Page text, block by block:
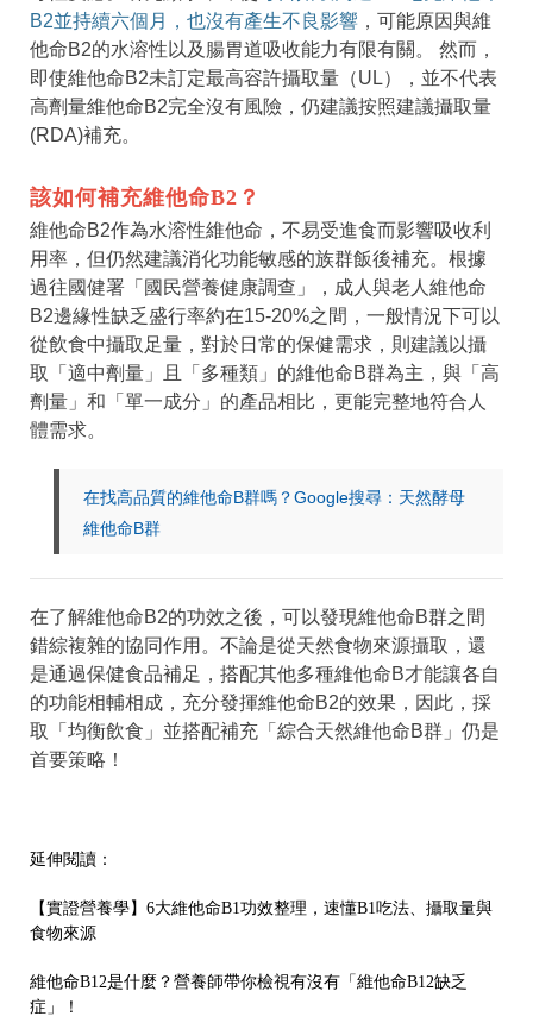
B2並持續六個月，也沒有產生不良影響 ，可能原因與維
他命B2的水溶性以及腸胃道吸收能力有限有關。 然而，
即使維他命B2未訂定最高容許攝取量（UL），並不代表
高劑量維他命B2完全沒有風險，仍建議按照建議攝取量
(RDA)補充。
該如何補充維他命B2？
維他命B2作為水溶性維他命，不易受進食而影響吸收利
用率，但仍然建議消化功能敏感的族群飯後補充。根據
過往國健署「國民營養健康調查」，成人與老人維他命
B2邊緣性缺乏盛行率約在15-20%之間，一般情況下可以
從飲食中攝取足量，對於日常的保健需求，則建議以攝
取「適中劑量」且「多種類」的維他命B群為主，與「高
劑量」和「單一成分」的產品相比，更能完整地符合人
體需求。
在找高品質的維他命B群嗎？Google搜尋：天然酵母
維他命B群
在了解維他命B2的功效之後，可以發現維他命B群之間
錯綜複雜的協同作用。不論是從天然食物來源攝取，還
是通過保健食品補足，搭配其他多種維他命B才能讓各自
的功能相輔相成，充分發揮維他命B2的效果，因此，採
取「均衡飲食」並搭配補充「綜合天然維他命B群」仍是
首要策略！
延伸閱讀：
【實證營養學】6大維他命B1功效整理，速懂B1吃法、攝取量與
食物來源
維他命B12是什麼？營養師帶你檢視有沒有「維他命B12缺乏
症」！